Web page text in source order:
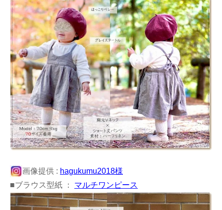
画像提供 : hagukumu2018様
■ブラウス型紙 ： マルチワンピース